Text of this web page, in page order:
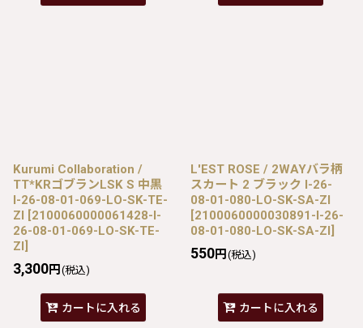
Kurumi Collaboration /
TT*KRゴブランLSK S 中黒
I-26-08-01-069-LO-SK-TE-
ZI [2100060000061428-I-
26-08-01-069-LO-SK-TE-
ZI]
3,300円 (税込)
カートに入れる
L'EST ROSE / 2WAYバラ柄
スカート 2 ブラック I-26-
08-01-080-LO-SK-SA-ZI
[2100060000030891-I-26-
08-01-080-LO-SK-SA-ZI]
550円 (税込)
カートに入れる